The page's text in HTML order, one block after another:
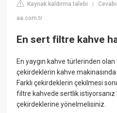
Kaynak kaldırma talebi |
aa.com.tr
En sert filtre kahve
En yaygın kahve türlerinden
çekirdeklerin kahve
Farklı çekirdeklerin çekilmesi
filtre kahvede sertlik
çekirdeklerine yönelmelisiniz.